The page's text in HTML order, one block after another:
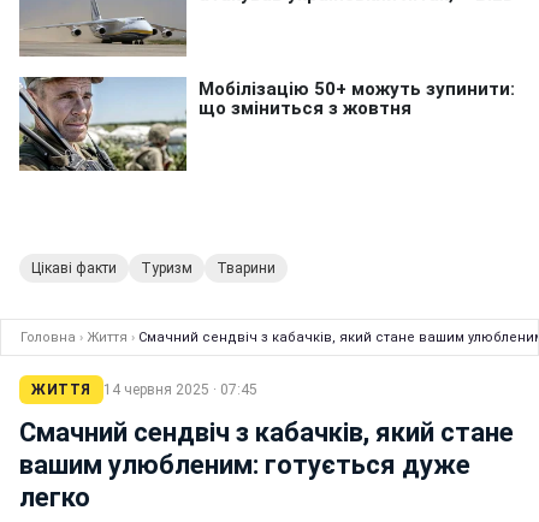
Цікаві факти Туризм Тварини
Головна › Життя › Смачний сендвіч з кабачків, який стане вашим
ЖИТТЯ 14 червня 2025 · 07:45
Смачний сендвіч з кабачків, який стане
вашим улюбленим: готується дуже
легко